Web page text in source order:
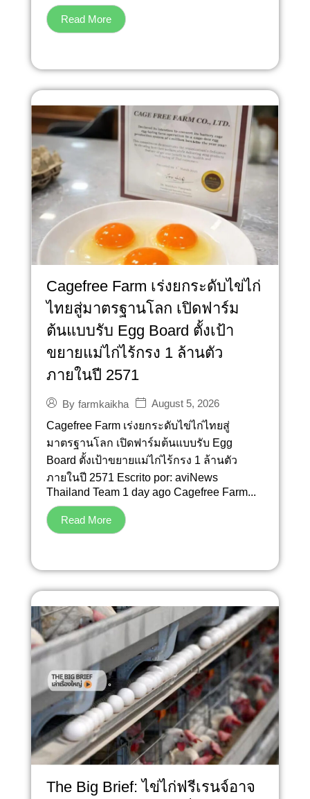
Read More
Cagefree Farm เร่งยกระดับไข่ไก่
ไทยสู่มาตรฐานโลก เปิดฟาร์ม
ต้นแบบรับ Egg Board ตั้งเป้า
ขยายแม่ไก่ไร้กรง 1 ล้านตัว
ภายในปี 2571
By farmkaikha
August 5, 2026
Cagefree Farm เร่งยกระดับไข่ไก่ไทยสู่
มาตรฐานโลก เปิดฟาร์มต้นแบบรับ Egg
Board ตั้งเป้าขยายแม่ไก่ไร้กรง 1 ล้านตัว
ภายในปี 2571 Escrito por: aviNews
Thailand Team 1 day ago Cagefree Farm...
Read More
The Big Brief: ไข่ไก่ฟรีเรนจ์อาจ